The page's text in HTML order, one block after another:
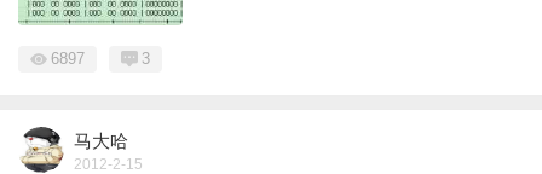
6897 3
马大哈
2012-2-15